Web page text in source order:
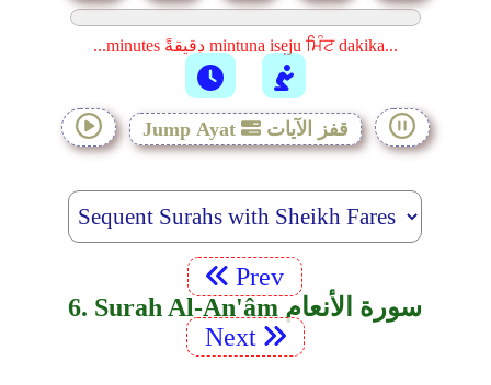
...minutes دقيقةً mintuna isẹju ਮਿੰਟ dakika...
Jump Ayat قفز الآيات
Prev
6. Surah Al-An'âm سورة الأنعام
Next